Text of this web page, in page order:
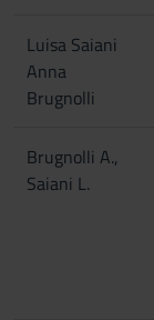
Luisa Saiani
Anna
Brugnolli
Brugnolli A.,
Saiani L.